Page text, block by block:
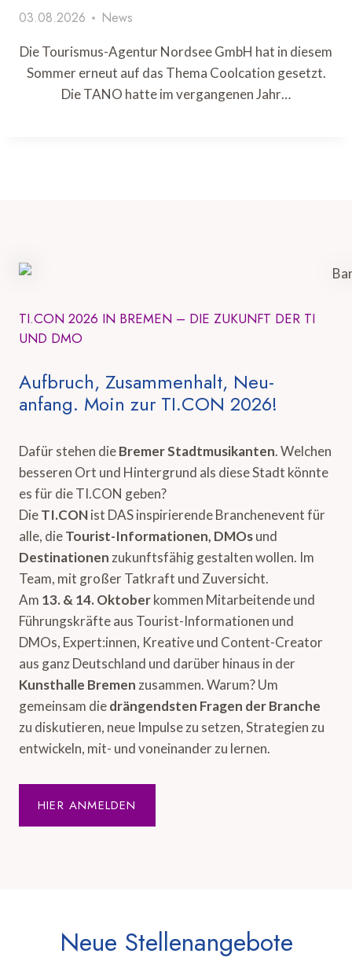
03.08.2026 News
Die Tourismus-Agentur Nordsee GmbH hat in diesem
Sommer erneut auf das Thema Coolcation gesetzt.
Die TANO hatte im vergangenen Jahr…
TI.CON 2026 IN BREMEN – DIE ZUKUNFT DER TI
UND DMO
Aufbruch, Zusammenhalt, Neu-
anfang. Moin zur TI.CON 2026!
Dafür stehen dieBremer Stadtmusikanten. Welchen
besseren Ort und Hintergrund als diese Stadt könnte
es für die TI.CON geben?
DieTI.CONist DAS inspirierende Branchenevent für
alle, dieTourist-Informationen, DMOsund
Destinationen zukunftsfähig gestalten wollen. Im
Team, mit großer Tatkraft und Zuversicht.
Am 13. & 14. Oktoberkommen Mitarbeitende und
Führungskräfte aus Tourist-Informationen und
DMOs, Expert:innen, Kreative und Content-Creator
aus ganz Deutschland und darüber hinaus in der
Kunsthalle Bremen zusammen. Warum? Um
gemeinsam diedrängendsten Fragen der Branche
zu diskutieren, neue Impulse zu setzen, Strategien zu
entwickeln, mit- und voneinander zu lernen.
HIER ANMELDEN
Neue Stellenangebote